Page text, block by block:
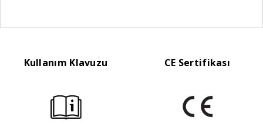
Kullanım Klavuzu CE Sertifikası